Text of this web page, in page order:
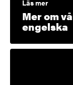
Läs mer
Mer om
engelska